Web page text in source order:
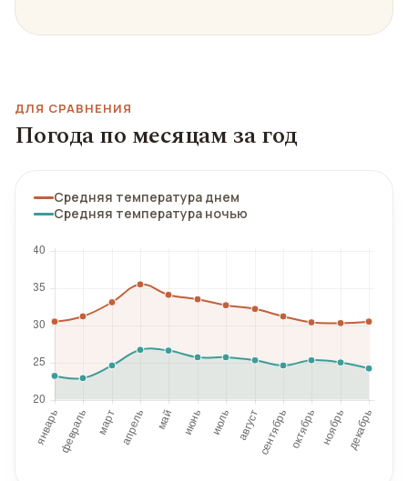
ДЛЯ СРАВНЕНИЯ
Погода по месяцам за год
Средняя температура днем
Средняя температура ночью